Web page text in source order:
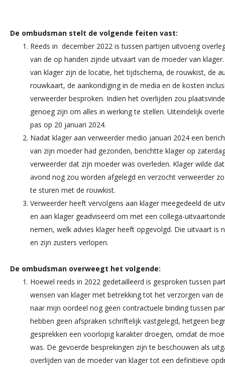
De ombudsman stelt de volgende feiten vast:
Reeds in december 2022 is tussen partijen uitvoerig
van de op handen zijnde uitvaart van de moeder van
van klager zijn de locatie, het tijdschema, de rouwkist, de
rouwkaart, de aankondiging in de media en de kosten
verweerder besproken. Indien het overlijden zou
genoeg zijn om alles in werking te stellen. Uiteindelijk
pas op 20 januari 2024.
Nadat klager aan verweerder medio januari 2024 een
van zijn moeder had gezonden, berichtte klager op
verweerder dat zijn moeder was overleden. Klager wilde
avond nog zou worden afgelegd en verzocht verweerder
te sturen met de rouwkist.
Verweerder heeft vervolgens aan klager meegedeeld de
en aan klager geadviseerd om met een collega-
nemen, welk advies klager heeft opgevolgd. Die uitvaart is
en zijn zusters verlopen.
De ombudsman overweegt het volgende:
Hoewel reeds in 2022 gedetailleerd is gesproken tussen
wensen van klager met betrekking tot het verzorgen van
naar mijn oordeel nog geen contractuele binding tussen
hebben geen afspraken schriftelijk vastgelegd, hetgeen
gesprekken een voorlopig karakter droegen, omdat de
was. De gevoerde besprekingen zijn te beschouwen als
overlijden van de moeder van klager tot een definitieve